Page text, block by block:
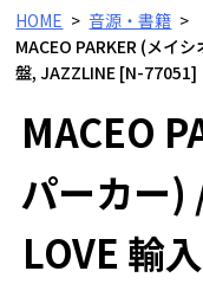
HOME
音源・書籍
MACEO PARKER (メイ
盤, JAZZLINE [N-77051]
MACEO
パーカー)
LOVE 輸